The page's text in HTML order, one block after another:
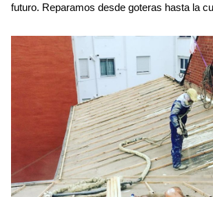
futuro. Reparamos desde goteras hasta la